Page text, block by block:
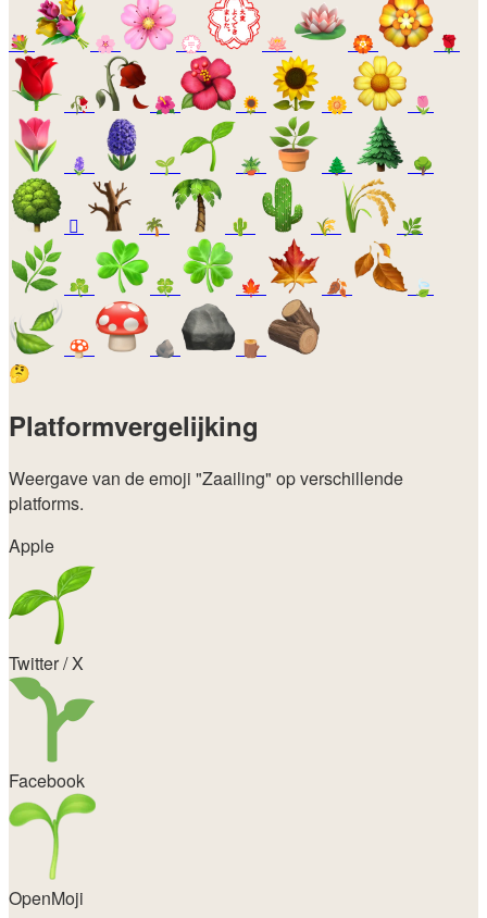
💐 🌸 💮 🪷 🏵️ 🌹
🥀 🌺 🌻 🌼 🌷
🪻 🌱 🪴 🌲 🌳
🪾 🌴 🌵 🌾 🌿
☘️ 🍀 🍁 🍂 🍃
🍄 🪨
🪵
🤔
Platformvergelijking
Weergave van de emoji "Zaailing" op verschillende
platforms.
Apple
Twitter / X
Facebook
OpenMoji